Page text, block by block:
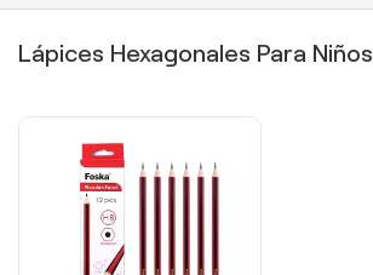
Lápices Hexagonales Para Niños